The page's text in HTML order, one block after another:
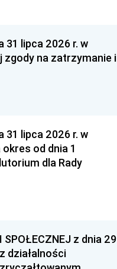
31 lipca 2026 r. w
zgody na zatrzymanie i
31 lipca 2026 r. w
od dnia 1
dla Rady
SPOŁECZNEJ z dnia 29
działalności